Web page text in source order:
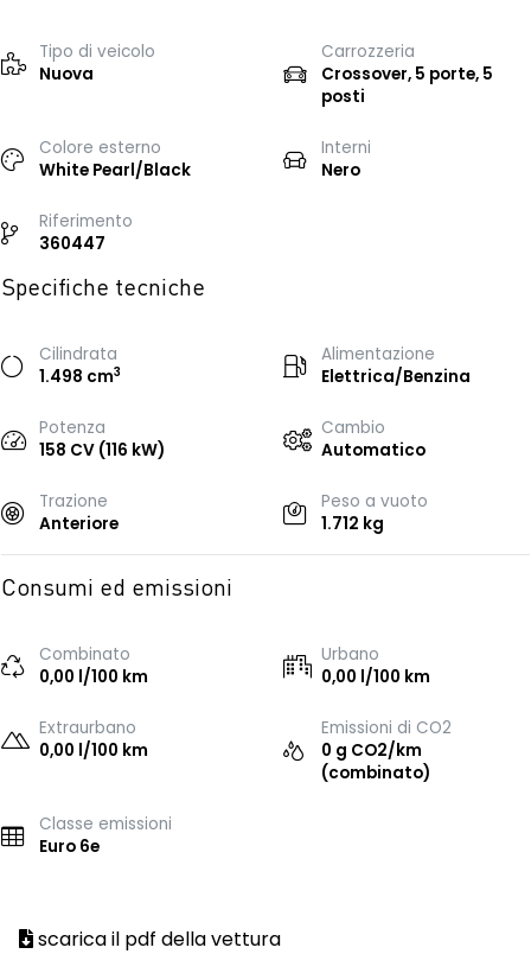
Tipo di veicolo
Nuova
Carrozzeria
Crossover, 5 porte, 5
posti
Colore esterno
White Pearl/Black
Interni
Nero
Riferimento
360447
Specifiche tecniche
Cilindrata
1.498 cm3
Alimentazione
Elettrica/Benzina
Potenza
158 CV (116 kW)
Cambio
Automatico
Trazione
Anteriore
Peso a vuoto
1.712 kg
Consumi ed emissioni
Combinato
0,00 l/100 km
Urbano
0,00 l/100 km
Extraurbano
0,00 l/100 km
Emissioni di CO2
0 g CO2/km
(combinato)
Classe emissioni
Euro 6e
scarica il pdf della vettura